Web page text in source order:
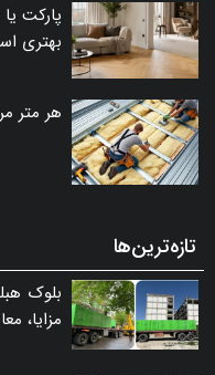
پارکت یا
بهتری
هر متر
تازه‌ترین‌ها
بلوک
مزایا،